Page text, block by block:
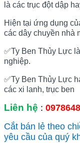
là các trục đột dập
Hiện tại ứng dụng
các dây chuyền nhà
✅Ty Ben Thủy Lực
nghiệp.
✅Ty Ben Thủy Lực
các xi lanh, trục ben
Liên hệ :
Cắt bán lẻ theo
yêu cầu của quý